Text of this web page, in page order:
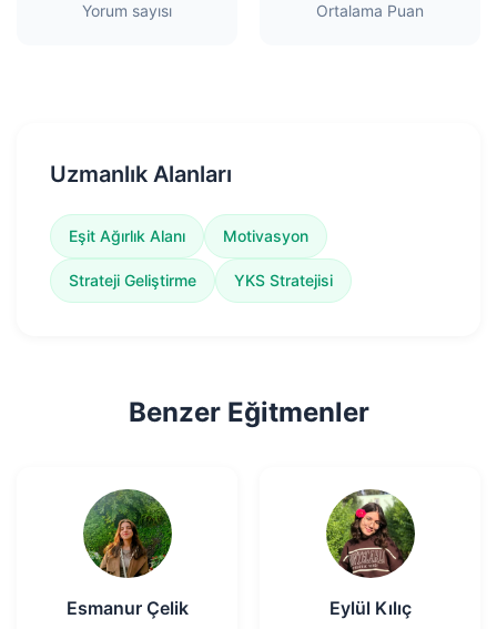
Yorum sayısı Ortalama Puan
Uzmanlık Alanları
Eşit Ağırlık Alanı Motivasyon
Strateji Geliştirme YKS Stratejisi
Benzer Eğitmenler
Esmanur Çelik Eylül Kılıç